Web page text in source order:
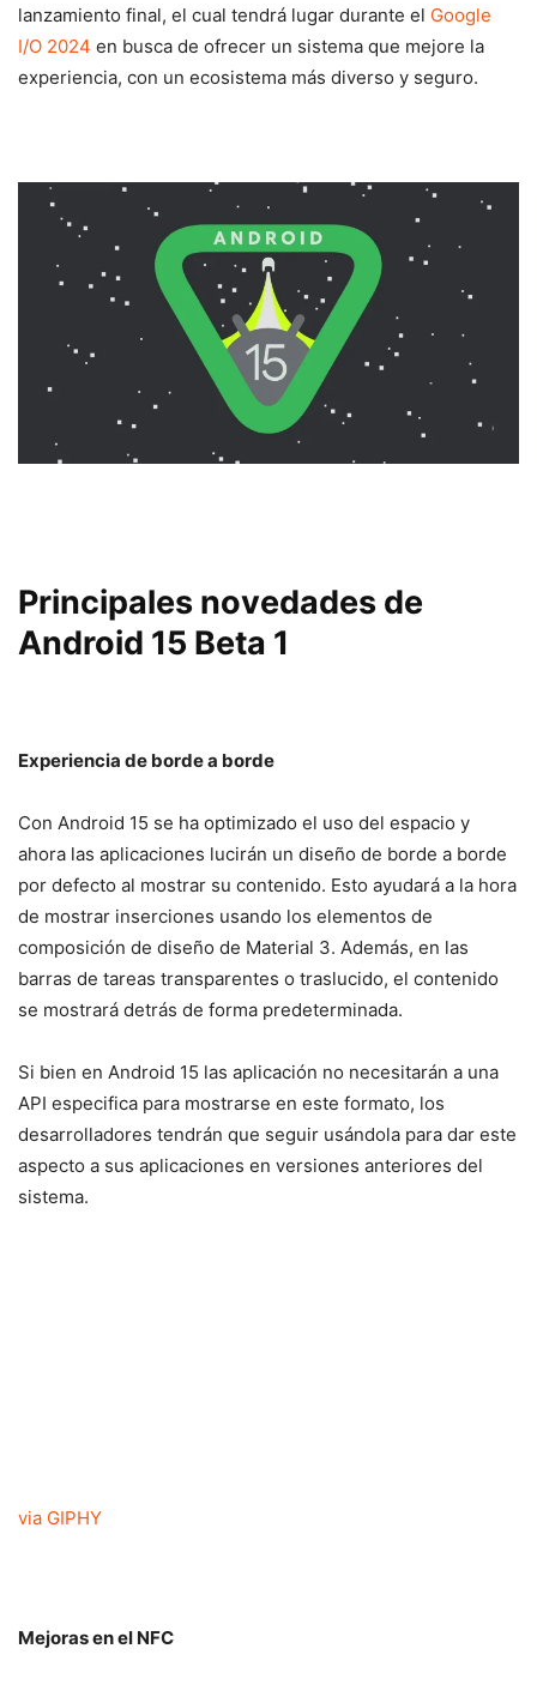
lanzamiento final, el cual tendrá lugar durante el Google
I/O 2024 en busca de ofrecer un sistema que mejore la
experiencia, con un ecosistema más diverso y seguro.
Principales novedades de
Android 15 Beta 1
Experiencia de borde a borde
Con Android 15 se ha optimizado el uso del espacio y
ahora las aplicaciones lucirán un diseño de borde a borde
por defecto al mostrar su contenido. Esto ayudará a la hora
de mostrar inserciones usando los elementos de
composición de diseño de Material 3. Además, en las
barras de tareas transparentes o traslucido, el contenido
se mostrará detrás de forma predeterminada.
Si bien en Android 15 las aplicación no necesitarán a una
API especifica para mostrarse en este formato, los
desarrolladores tendrán que seguir usándola para dar este
aspecto a sus aplicaciones en versiones anteriores del
sistema.
via GIPHY
Mejoras en el NFC